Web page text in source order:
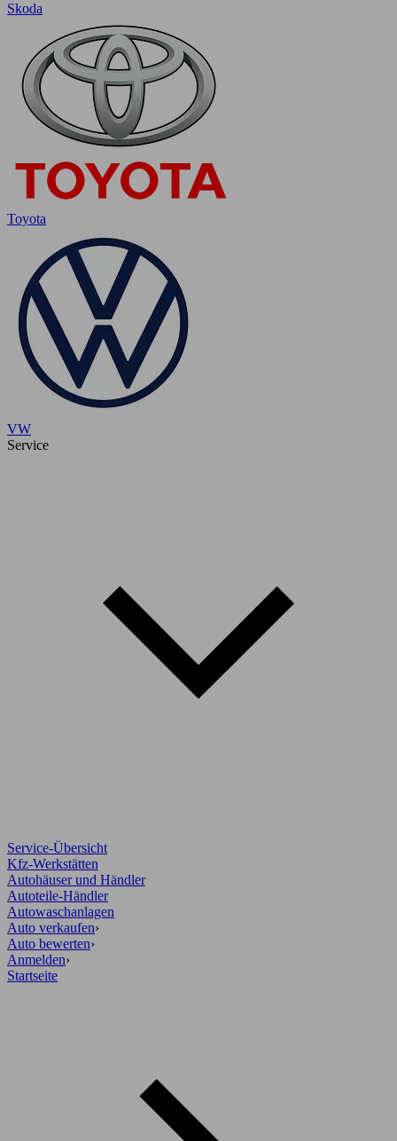
Skoda
Toyota
VW
Service
Service-Übersicht
Kfz-Werkstätten
Autohäuser und Händler
Autoteile-Händler
Autowaschanlagen
Auto verkaufen›
Auto bewerten›
Anmelden›
Startseite